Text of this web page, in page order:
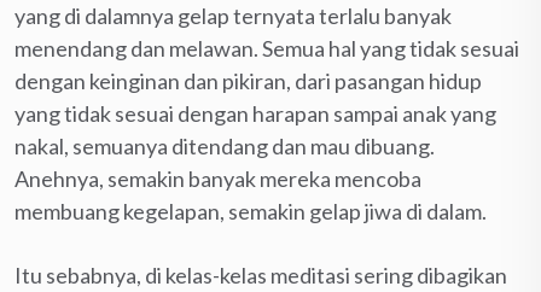
yang di dalamnya gelap ternyata terlalu banyak
menendang dan melawan. Semua hal yang tidak sesuai
dengan keinginan dan pikiran, dari pasangan hidup
yang tidak sesuai dengan harapan sampai anak yang
nakal, semuanya ditendang dan mau dibuang.
Anehnya, semakin banyak mereka mencoba
membuang kegelapan, semakin gelap jiwa di dalam.
Itu sebabnya, di kelas-kelas meditasi sering dibagikan